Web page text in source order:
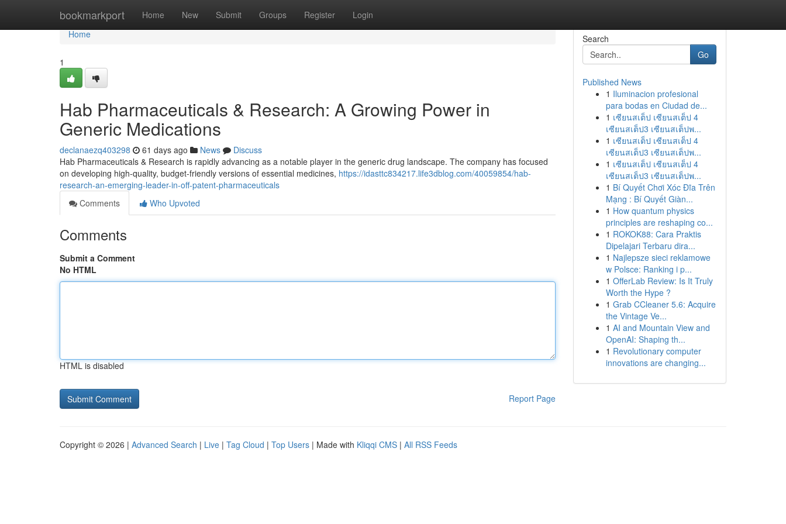
bookmarkport Home New Submit Groups Register Login
Home
Home
1
Hab Pharmaceuticals & Research: A Growing Power in
Generic Medications
declanaezq403298 61 days ago News
Discuss
Hab Pharmaceuticals & Research is rapidly advancing as a notable player in the generic drug landscape. The company has focused
on developing high-quality, budget-friendly versions of essential medicines, https://idasttc834217.life3dblog.com/40059854/hab-
research-an-emerging-leader-in-off-patent-pharmaceuticals
Comments
Who Upvoted
Comments
Submit a Comment
No HTML
HTML is disabled
Report Page
Search
Go
Published News
1 Iluminacion profesional
para bodas en Ciudad de...
1 เซียนสเต็ป เซียนสเต็ป 4
เซียนสเต็ป3 เซียนสเต็ปพ...
1 เซียนสเต็ป เซียนสเต็ป 4
เซียนสเต็ป3 เซียนสเต็ปพ...
1 เซียนสเต็ป เซียนสเต็ป 4
เซียนสเต็ป3 เซียนสเต็ปพ...
1 Bí Quyết Chơi Xóc Đĩa Trên
Mạng : Bí Quyết Giàn...
1 How quantum physics
principles are reshaping co...
1 ROKOK88: Cara Praktis
Dipelajari Terbaru dira...
1 Najlepsze sieci reklamowe
w Polsce: Ranking i p...
1 OfferLab Review: Is It Truly
Worth the Hype ?
1 Grab CCleaner 5.6: Acquire
the Vintage Ve...
1 AI and Mountain View and
OpenAI: Shaping th...
1 Revolutionary computer
innovations are changing...
Copyright © 2026 | Advanced Search | Live | Tag Cloud | Top Users | Made with Kliqqi CMS | All RSS Feeds